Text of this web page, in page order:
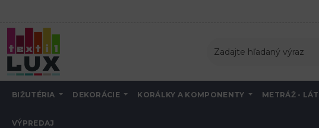
BIŽUTÉRIA DEKORÁCIE KORÁLKY A KOMPONENTY METRÁŽ -
VÝPREDAJ